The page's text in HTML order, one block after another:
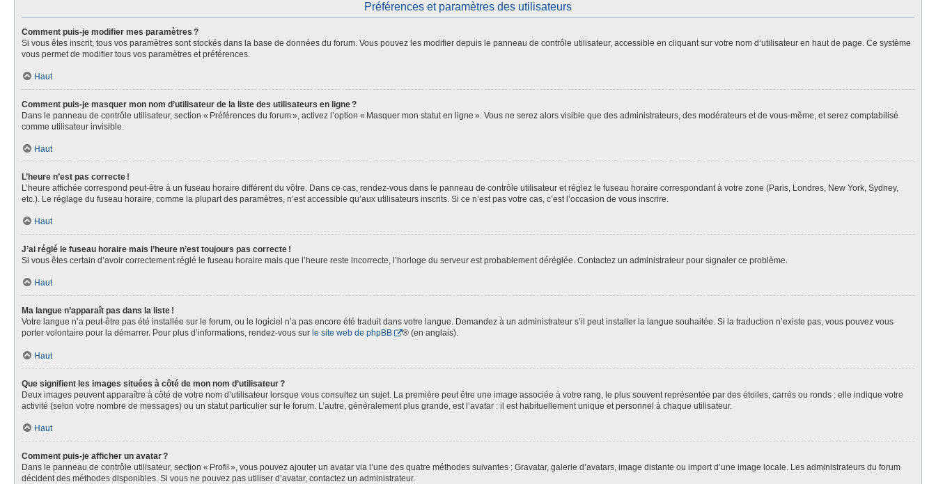
Préférences et paramètres des utilisateurs
Comment puis-je modifier mes paramètres ?
Si vous êtes inscrit, tous vos paramètres sont stockés dans la base de données du forum. Vous pouvez les modifier depuis le panneau de contrôle utilisateur, accessible en cliquant sur votre nom d’utilisateur en haut de page. Ce système
vous permet de modifier tous vos paramètres et préférences.
Haut
Comment puis-je masquer mon nom d’utilisateur de la liste des utilisateurs en ligne ?
Dans le panneau de contrôle utilisateur, section « Préférences du forum », activez l’option « Masquer mon statut en ligne ». Vous ne serez alors visible que des administrateurs, des modérateurs et de vous-même, et serez comptabilisé
comme utilisateur invisible.
Haut
L’heure n’est pas correcte !
L’heure affichée correspond peut-être à un fuseau horaire différent du vôtre. Dans ce cas, rendez-vous dans le panneau de contrôle utilisateur et réglez le fuseau horaire correspondant à votre zone (Paris, Londres, New York, Sydney,
etc.). Le réglage du fuseau horaire, comme la plupart des paramètres, n’est accessible qu’aux utilisateurs inscrits. Si ce n’est pas votre cas, c’est l’occasion de vous inscrire.
Haut
J’ai réglé le fuseau horaire mais l’heure n’est toujours pas correcte !
Si vous êtes certain d’avoir correctement réglé le fuseau horaire mais que l’heure reste incorrecte, l’horloge du serveur est probablement déréglée. Contactez un administrateur pour signaler ce problème.
Haut
Ma langue n’apparaît pas dans la liste !
Votre langue n’a peut-être pas été installée sur le forum, ou le logiciel n’a pas encore été traduit dans votre langue. Demandez à un administrateur s’il peut installer la langue souhaitée. Si la traduction n’existe pas, vous pouvez vous
porter volontaire pour la démarrer. Pour plus d’informations, rendez-vous sur le site web de phpBB ® (en anglais).
Haut
Que signifient les images situées à côté de mon nom d’utilisateur ?
Deux images peuvent apparaître à côté de votre nom d’utilisateur lorsque vous consultez un sujet. La première peut être une image associée à votre rang, le plus souvent représentée par des étoiles, carrés ou ronds : elle indique votre
activité (selon votre nombre de messages) ou un statut particulier sur le forum. L’autre, généralement plus grande, est l’avatar : il est habituellement unique et personnel à chaque utilisateur.
Haut
Comment puis-je afficher un avatar ?
Dans le panneau de contrôle utilisateur, section « Profil », vous pouvez ajouter un avatar via l’une des quatre méthodes suivantes : Gravatar, galerie d’avatars, image distante ou import d’une image locale. Les administrateurs du forum
décident des méthodes disponibles. Si vous ne pouvez pas utiliser d’avatar, contactez un administrateur.